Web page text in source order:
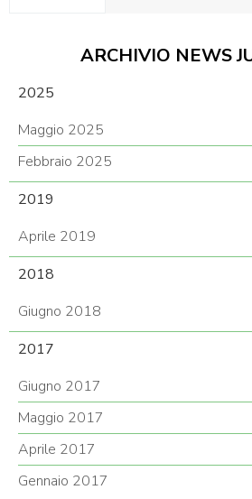
ARCHIVIO NEWS
2025
Maggio 2025
Febbraio 2025
2019
Aprile 2019
2018
Giugno 2018
2017
Giugno 2017
Maggio 2017
Aprile 2017
Gennaio 2017